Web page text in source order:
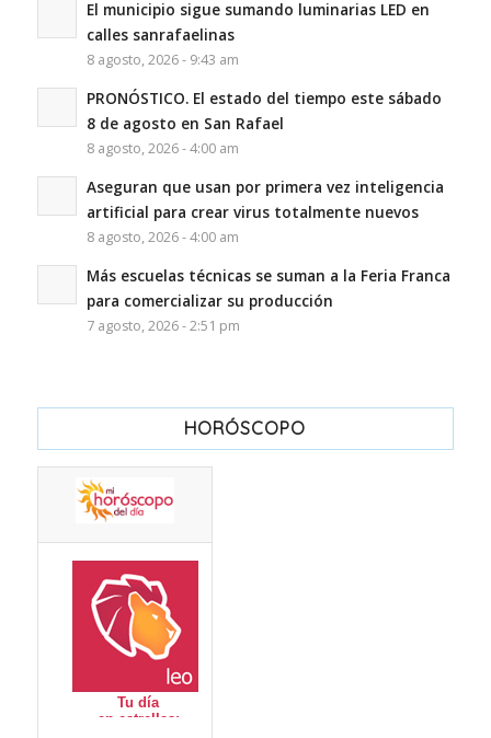
El municipio sigue sumando luminarias LED en
calles sanrafaelinas
8 agosto, 2026 - 9:43 am
PRONÓSTICO. El estado del tiempo este sábado
8 de agosto en San Rafael
8 agosto, 2026 - 4:00 am
Aseguran que usan por primera vez inteligencia
artificial para crear virus totalmente nuevos
8 agosto, 2026 - 4:00 am
Más escuelas técnicas se suman a la Feria Franca
para comercializar su producción
7 agosto, 2026 - 2:51 pm
HORÓSCOPO